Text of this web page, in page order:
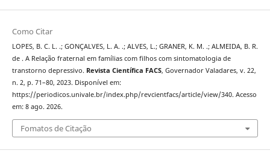
Como Citar
LOPES, B. C. L. .; GONÇALVES, L. A. .; ALVES, L.; GRANER, K. M. .; ALMEIDA, B. R.
de . A Relação fraternal em famílias com filhos com sintomatologia de
transtorno depressivo. Revista Científica FACS, Governador Valadares, v. 22,
n. 2, p. 71–80, 2023. Disponível em:
https://periodicos.univale.br/index.php/revcientfacs/article/view/340. Acesso
em: 8 ago. 2026.
Fomatos de Citação